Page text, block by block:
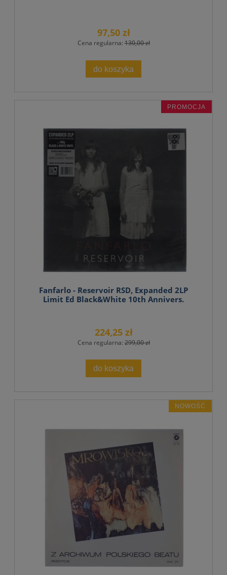
97,50 zł
Cena regularna:130,00 zł
do koszyka
Fanfarlo - Reservoir RSD, Expanded 2LP
Limit Ed Black&White 10th Annivers.
224,25 zł
Cena regularna:299,00 zł
do koszyka
PROMOCJA
NOWOŚĆ